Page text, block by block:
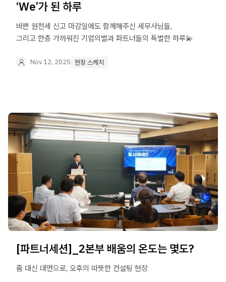
‘We’가 된 하루
바쁜 원천세 신고 마감일에도 함께해주신 세무사님들,
그리고 한층 가까워진 기업의별과 파트너들의 특별한 하루💫
Nov 12, 2025 현장 스케치
[파트너세션]_2본부 배움의 온도는 몇도?
줌 대신 대면으로, 오후의 따뜻한 컨설팅 현장